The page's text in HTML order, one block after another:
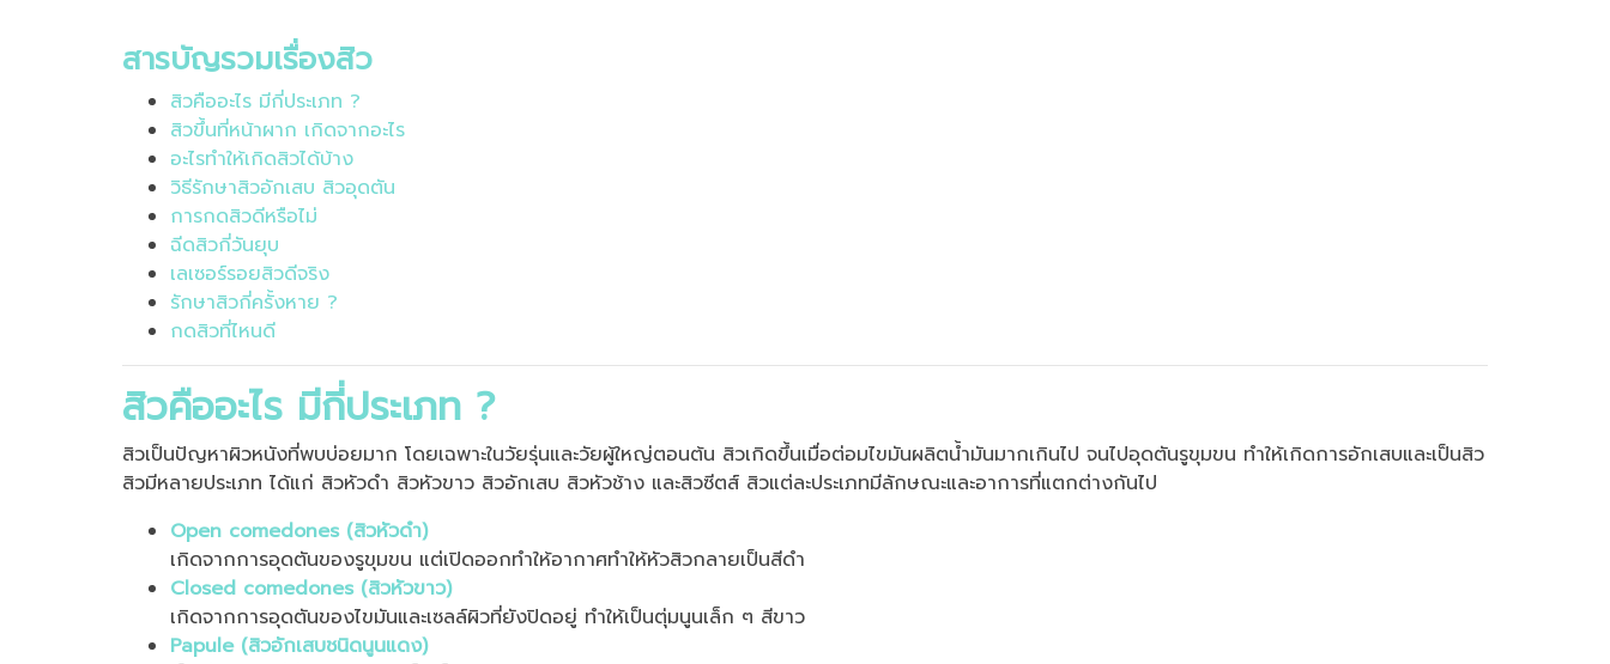
สารบัญรวมเรื่องสิว
สิวคืออะไร มีกี่ประเภท ?
สิวขึ้นที่หน้าผาก เกิดจากอะไร
อะไรทำให้เกิดสิวได้บ้าง
วิธีรักษาสิวอักเสบ สิวอุดตัน
การกดสิวดีหรือไม่
ฉีดสิวกี่วันยุบ
เลเซอร์รอยสิวดีจริง
รักษาสิวกี่ครั้งหาย ?
กดสิวที่ไหนดี
สิวคืออะไร มีกี่ประเภท ?
สิวเป็นปัญหาผิวหนังที่พบบ่อยมาก โดยเฉพาะในวัยรุ่นและวัยผู้ใหญ่ตอนต้น สิวเกิดขึ้นเมื่อต่อมไขมันผลิตน้ำมันมากเกินไป จนไปอุดตันรูขุมขน ทำให้เกิดการอักเสบและเป็นสิว
สิวมีหลายประเภท ได้แก่ สิวหัวดำ สิวหัวขาว สิวอักเสบ สิวหัวช้าง และสิวซีตส์ สิวแต่ละประเภทมีลักษณะและอาการที่แตกต่างกันไป
Open comedones (สิวหัวดำ)
เกิดจากการอุดตันของรูขุมขน แต่เปิดออกทำให้อากาศทำให้หัวสิวกลายเป็นสีดำ
Closed comedones (สิวหัวขาว)
เกิดจากการอุดตันของไขมันและเซลล์ผิวที่ยังปิดอยู่ ทำให้เป็นตุ่มนูนเล็ก ๆ สีขาว
Papule (สิวอักเสบชนิดนูนแดง)